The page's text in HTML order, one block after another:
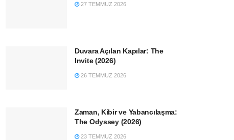
27 TEMMUZ 2026
Duvara Açılan Kapılar: The
Invite (2026)
26 TEMMUZ 2026
Zaman, Kibir ve Yabancılaşma:
The Odyssey (2026)
23 TEMMUZ 2026